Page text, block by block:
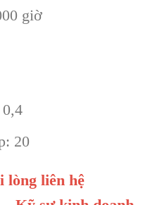
giờ
20
lòng liên hệ